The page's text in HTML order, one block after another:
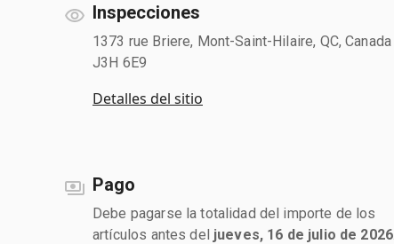
Inspecciones
1373 rue Briere, Mont-Saint-Hilaire, QC, Canada
J3H 6E9
Detalles del sitio
Pago
Debe pagarse la totalidad del importe de los
artículos antes del jueves, 16 de julio de 2026